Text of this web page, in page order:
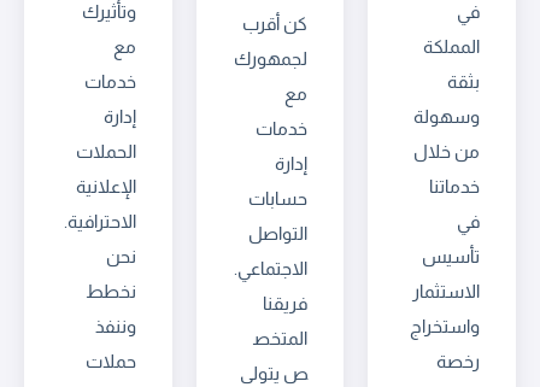
في
المملكة
بثقة
وسهولة
من خلال
خدماتنا
في
تأسيس
الاستثمار
واستخراج
رخصة
كن أقرب
لجمهورك
مع
خدمات
إدارة
حسابات
التواصل
الاجتماعي.
فريقنا
المتخص
ص يتولى
وتأثيرك
مع
خدمات
إدارة
الحملات
الإعلانية
الاحترافية.
نحن
نخطط
وننفذ
حملات